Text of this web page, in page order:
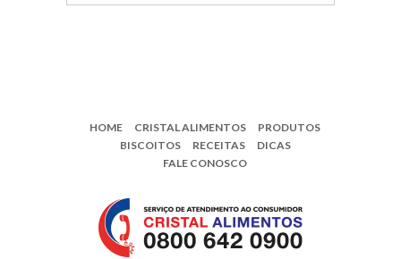
HOME CRISTAL ALIMENTOS
PRODUTOS
BISCOITOS
RECEITAS
DICAS
FALE CONOSCO